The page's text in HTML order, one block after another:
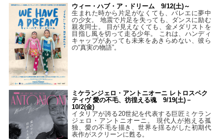
ウィー・ハブ・ア・ドリーム 9/12(土)～
生まれた時から片足がなくても、バレエに夢中
の少女。 地震で片足を失っても、ダンスに励む
親友同士。 目が見えなくても、金メダリストを
目指し風を切って走る少年。 これは、ハンディ
キャップがあっても未来をあきらめない、彼ら
の“真実の物語”。
ミケランジェロ・アントニオーニ レトロスペク
ティヴ 愛の不毛、彷徨える魂 9/19(土)－
10/2(金)
イタリアが誇る20世紀を代表する巨匠ミケラン
ジェロ・アントニオーニ。 現代人が抱える孤
独、愛の不毛を描き、世界を揺るがした初期代
表作がスクリーンに甦る。